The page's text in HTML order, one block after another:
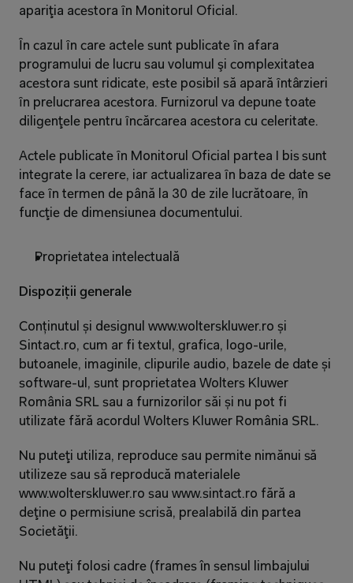
apariţia acestora ȋn Monitorul Oficial.
Ȋn cazul ȋn care actele sunt publicate ȋn afara
programului de lucru sau volumul şi complexitatea
acestora sunt ridicate, este posibil să apară ȋntârzieri
ȋn prelucrarea acestora. Furnizorul va depune toate
diligenţele pentru ȋncărcarea acestora cu celeritate.
Actele publicate ȋn Monitorul Oficial partea I bis sunt
integrate la cerere, iar actualizarea ȋn baza de date se
face ȋn termen de până la 30 de zile lucrătoare, ȋn
funcţie de dimensiunea documentului.
Proprietatea intelectuală
Dispoziții generale
Conținutul și designul www.wolterskluwer.ro și
Sintact.ro, cum ar fi textul, grafica, logo-urile,
butoanele, imaginile, clipurile audio, bazele de date și
software-ul, sunt proprietatea Wolters Kluwer
România SRL sau a furnizorilor săi și nu pot fi
utilizate fără acordul Wolters Kluwer România SRL.
Nu puteţi utiliza, reproduce sau permite nimănui să
utilizeze sau să reproducă materialele
www.wolterskluwer.ro sau www.sintact.ro fără a
deţine o permisiune scrisă, prealabilă din partea
Societăţii.
Nu puteţi folosi cadre (frames în sensul limbajului